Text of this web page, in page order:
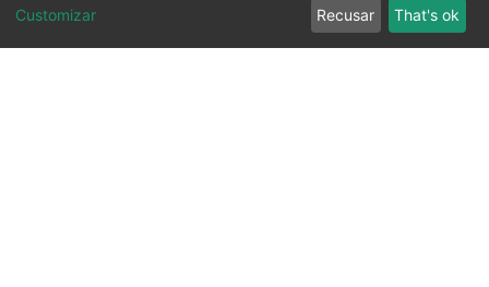
Customizar Recusar That's ok